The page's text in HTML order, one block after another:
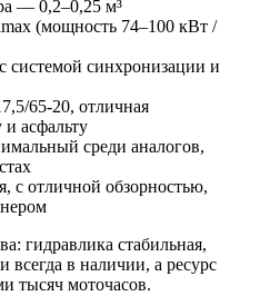
— 0,2–0,25 м³
(мощность 74–100 кВт /
синхронизации и
65-20, отличная
асфальту
среди аналогов,
с отличной обзорностью,
гидравлика стабильная,
всегда в наличии, а ресурс
тысяч моточасов.